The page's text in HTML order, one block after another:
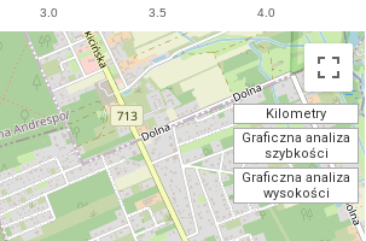
3.0 3.5 4.0
Kilometry
Graficzna analiza
szybkości
Graficzna analiza
wysokości